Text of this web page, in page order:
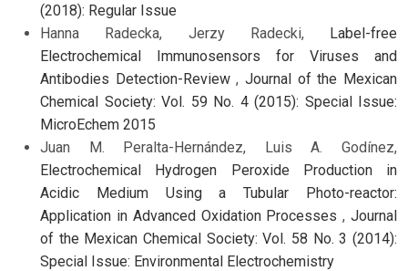
(2018): Regular Issue
Hanna Radecka, Jerzy Radecki, Label-free
Electrochemical Immunosensors for Viruses and
Antibodies Detection-Review,Journal of the Mexican
Chemical Society: Vol. 59 No. 4 (2015): Special Issue:
MicroEchem 2015
Juan M. Peralta-Hernández, Luis A. Godínez,
Electrochemical Hydrogen Peroxide Production in
Acidic Medium Using a Tubular Photo-reactor:
Application in Advanced Oxidation Processes,Journal
of the Mexican Chemical Society: Vol. 58 No. 3 (2014):
Special Issue: Environmental Electrochemistry